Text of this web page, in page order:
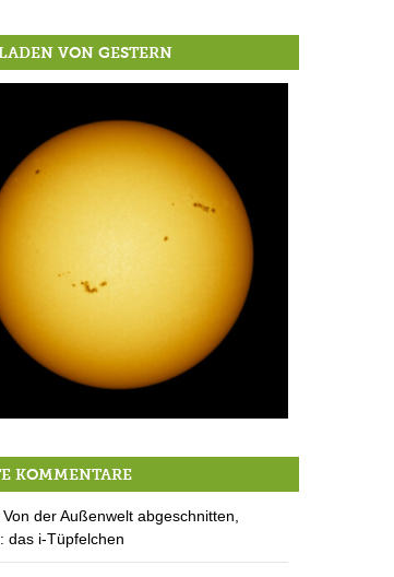
VON GESTERN
KOMMENTARE
Von der Außenwelt abgeschnitten,
das i-Tüpfelchen